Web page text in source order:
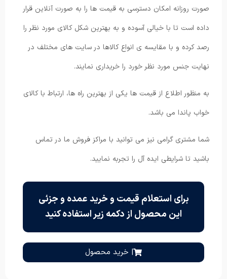
صورت روزانه امکان دسترسی به قیمت ها را به صورت آنلاین قرار
داده است تا با خیالی آسوده و به بهترین شکل کالای مورد نظر را
رصد کرده و با مقایسه ی انواع کالاها در سایت های مختلف در
نهایت جنس مورد نظر خورد را خریداری نمایند.
به منظور اطلاع از قیمت ها یکی از بهترین راه ها، ارتباط با کالای
خواب پاندا می باشد.
شما مشتری گرامی نیز می توانید با مراکز فروش ما در تماس
باشید تا شرایطی ایده آل را تجربه نمایید.
برای استعلام قیمت و خرید عمده و جزئی
این محصول از دکمه زیر استفاده کنید
| خرید محصول